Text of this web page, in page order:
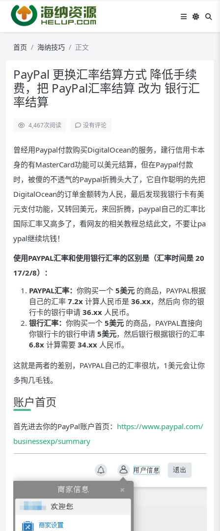
首页 海纳技巧 正文
PayPal 更换汇率结算方式 降低手续
费，把 PayPal汇率结算 改为 银行汇
率结算
4,467次阅读 没有评论
曾经用Paypal付款购买DigitalOcean的服务，建行信用卡本
身的有MasterCard功能可以美元结算，但在Paypal付款
时，被傻的不透气的Paypal折腾头大了，它自作聪明的先把
DigitalOcean的订单金额转为人民，最后发现我银行卡有美
元支付功能，又转回美元，来回折腾，paypal自己的汇率比
国际汇率又高多了，看网友的相关教程总结此文，不要让pa
ypal继续坑钱！
使用PAYPAL汇率和使用银行汇率的区别是（汇率时间是 20
17/2/8）：
PAYPAL汇率： 你购买一个 5美元 的商品，PAYPAL根据
自己的汇率 7.2x 计算人民币是 36.xx，然后向 你的银
行卡的银行申请 36.xx 人民币。
银行汇率： 你购买一个 5美元 的商品，PAYPAL直接向
你银行卡的银行申请 5美元，然后银行根据银行的汇率
6.8x 计算需要 34.xx 人民币。
这就是两者的差别，PAYPAL自己的汇率很坑，1美元会让你
多掏几毛钱。
账户首页
首先进去你的PayPal账户首页： https://www.paypal.com/
businessexp/summary